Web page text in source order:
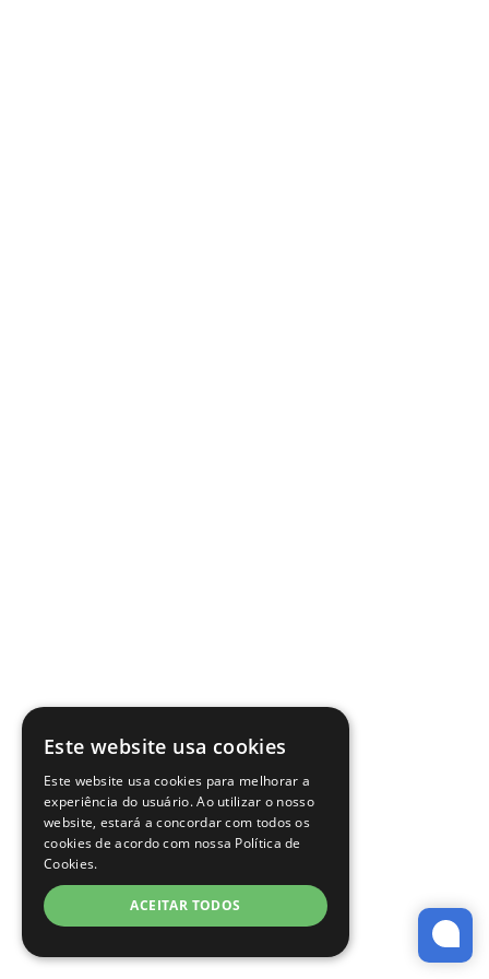
Este website usa cookies
Este website usa cookies para melhorar a
experiência do usuário. Ao utilizar o nosso
website, estará a concordar com todos os
cookies de acordo com nossa Política de
Cookies.
ACEITAR TODOS